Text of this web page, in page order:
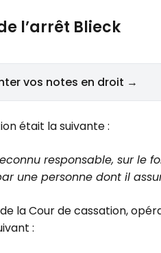
l’arrêt Blieck
vos notes en droit →
était la suivante :
responsable, sur le
une personne dont il
la Cour de cassation,
: